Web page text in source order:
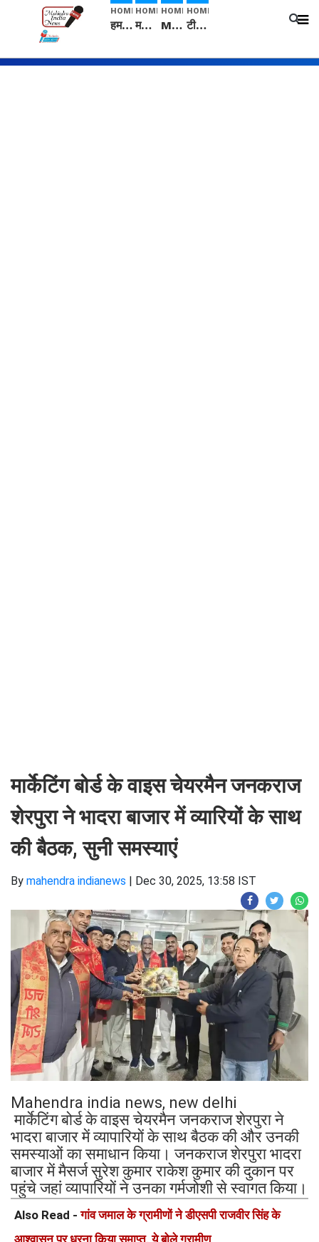
HOME
हम सनातनी..." सांसद kangana Ranaut से क्या बोली लड़की? Viral Jantar-Mantar | CJP protest
HOME
मनीषा हत्याकांड: हत्या, आत्महत्या या कोई बड़ा राज? | Full Story | Josh Haryana
HOME
Mangalsutra: हिंदू धर्म में शादी के बाद मंगलसूत्र क्यों पहनती है महिलाएं, किसने शुरु की ये परंपरा
HOME
टीम बीकेई ने एग्रीकल्चर ग्रेड की यूरिया खाद गट्टों में बदलकर टेक्निकल ग्रेड में बेचने वालों पर करवाई कार्रवाई: लखविंदर सिंह औलख
मार्केटिंग बोर्ड के वाइस चेयरमैन जनकराज
शेरपुरा ने भादरा बाजार में व्यारियों के साथ
की बैठक, सुनी समस्याएं
By mahendra indianews | Dec 30, 2025, 13:58 IST
Mahendra india news, new delhi
मार्केटिंग बोर्ड के वाइस चेयरमैन जनकराज शेरपुरा ने
भादरा बाजार में व्यापारियों के साथ बैठक की और उनकी
समस्याओं का समाधान किया। जनकराज शेरपुरा भादरा
बाजार में मैसर्ज सुरेश कुमार राकेश कुमार की दुकान पर
पहुंचे जहां व्यापारियों ने उनका गर्मजोशी से स्वागत किया।
Also Read -गांव जमाल के ग्रामीणों ने डीएसपी राजवीर सिंह के